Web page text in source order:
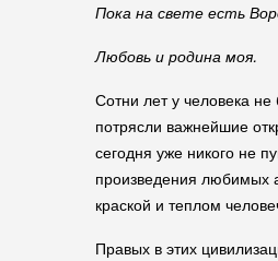
Пока на свете есть
Любовь и родина моя.
Сотни лет у человека
потрясли важнейшие
сегодня уже никого не
произведения любимых
краской и теплом
Правых в этих